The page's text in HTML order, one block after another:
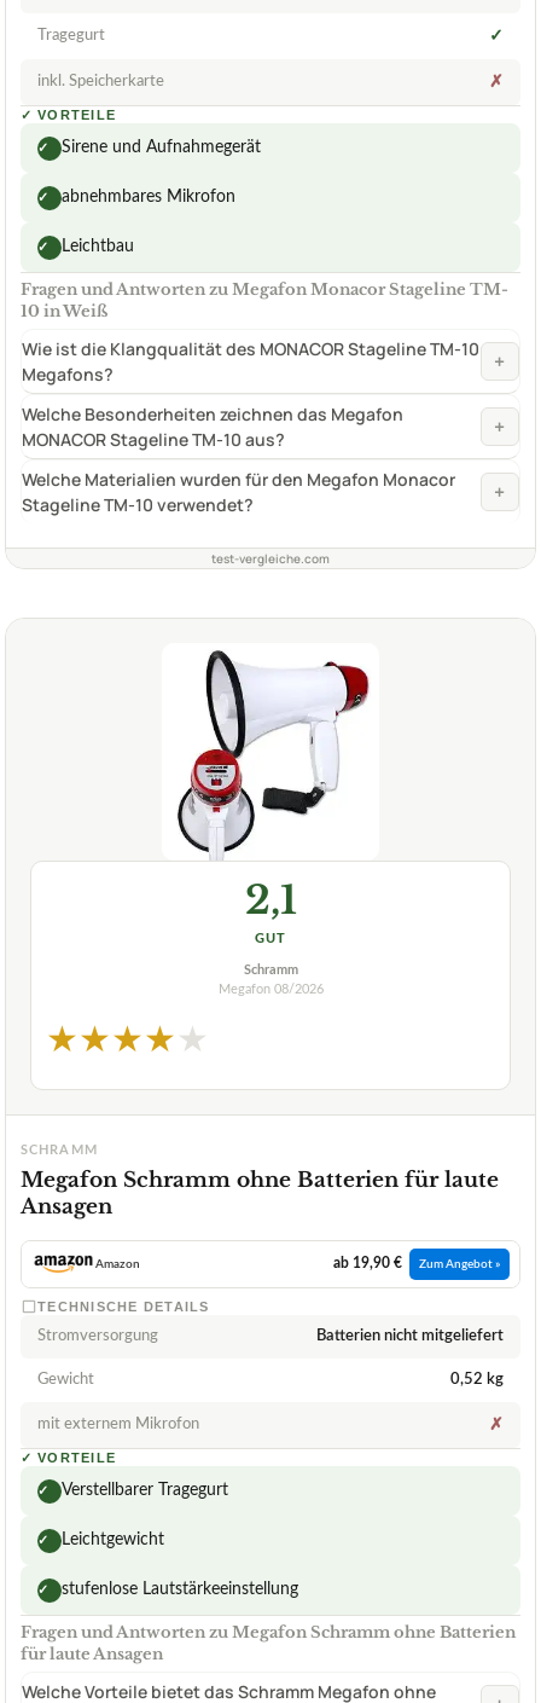
Tragegurt ✓
inkl. Speicherkarte ✗
✓ VORTEILE
✓ Sirene und Aufnahmegerät
✓ abnehmbares Mikrofon
✓ Leichtbau
Fragen und Antworten zu Megafon Monacor Stageline TM-
10 in Weiß
Wie ist die Klangqualität des MONACOR Stageline TM-10
Megafons?
+
Welche Besonderheiten zeichnen das Megafon
MONACOR Stageline TM-10 aus?
+
Welche Materialien wurden für den Megafon Monacor
Stageline TM-10 verwendet?
+
test-vergleiche.com
2,1
GUT
Schramm
Megafon 08/2026
★★★★★
SCHRAMM
Megafon Schramm ohne Batterien für laute
Ansagen
Amazon ab 19,90 € Zum Angebot »
TECHNISCHE DETAILS
Stromversorgung Batterien nicht mitgeliefert
Gewicht 0,52 kg
mit externem Mikrofon ✗
✓ VORTEILE
✓ Verstellbarer Tragegurt
✓ Leichtgewicht
✓ stufenlose Lautstärkeeinstellung
Fragen und Antworten zu Megafon Schramm ohne Batterien
für laute Ansagen
Welche Vorteile bietet das Schramm Megafon ohne